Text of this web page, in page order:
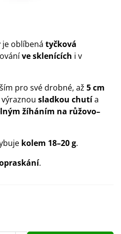
je oblíbená tyčková
ve sklenících i v
pro své drobné, až 5 cm
sladkou chutía
žíháním na růžovo–
kolem 18–20 g.
.